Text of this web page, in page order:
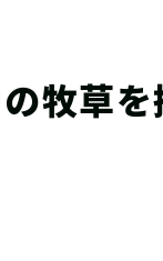
の牧草